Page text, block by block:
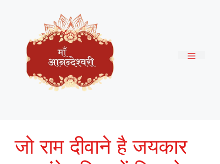
content
जो राम दीवाने है जयकार